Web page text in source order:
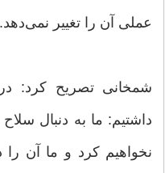
عملی آن را تغییر
شمخانی تصریح کرد:
داشتیم: ما به دنبال
نخواهیم کرد و ما آن را